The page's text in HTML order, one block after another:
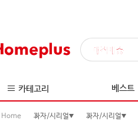
매직배송
카테고리 베스트
Home 과자/시리얼 과자/시리얼